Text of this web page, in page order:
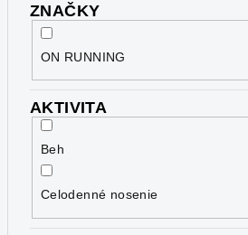
ZNAČKY
ON RUNNING
AKTIVITA
Beh
Celodenné nosenie